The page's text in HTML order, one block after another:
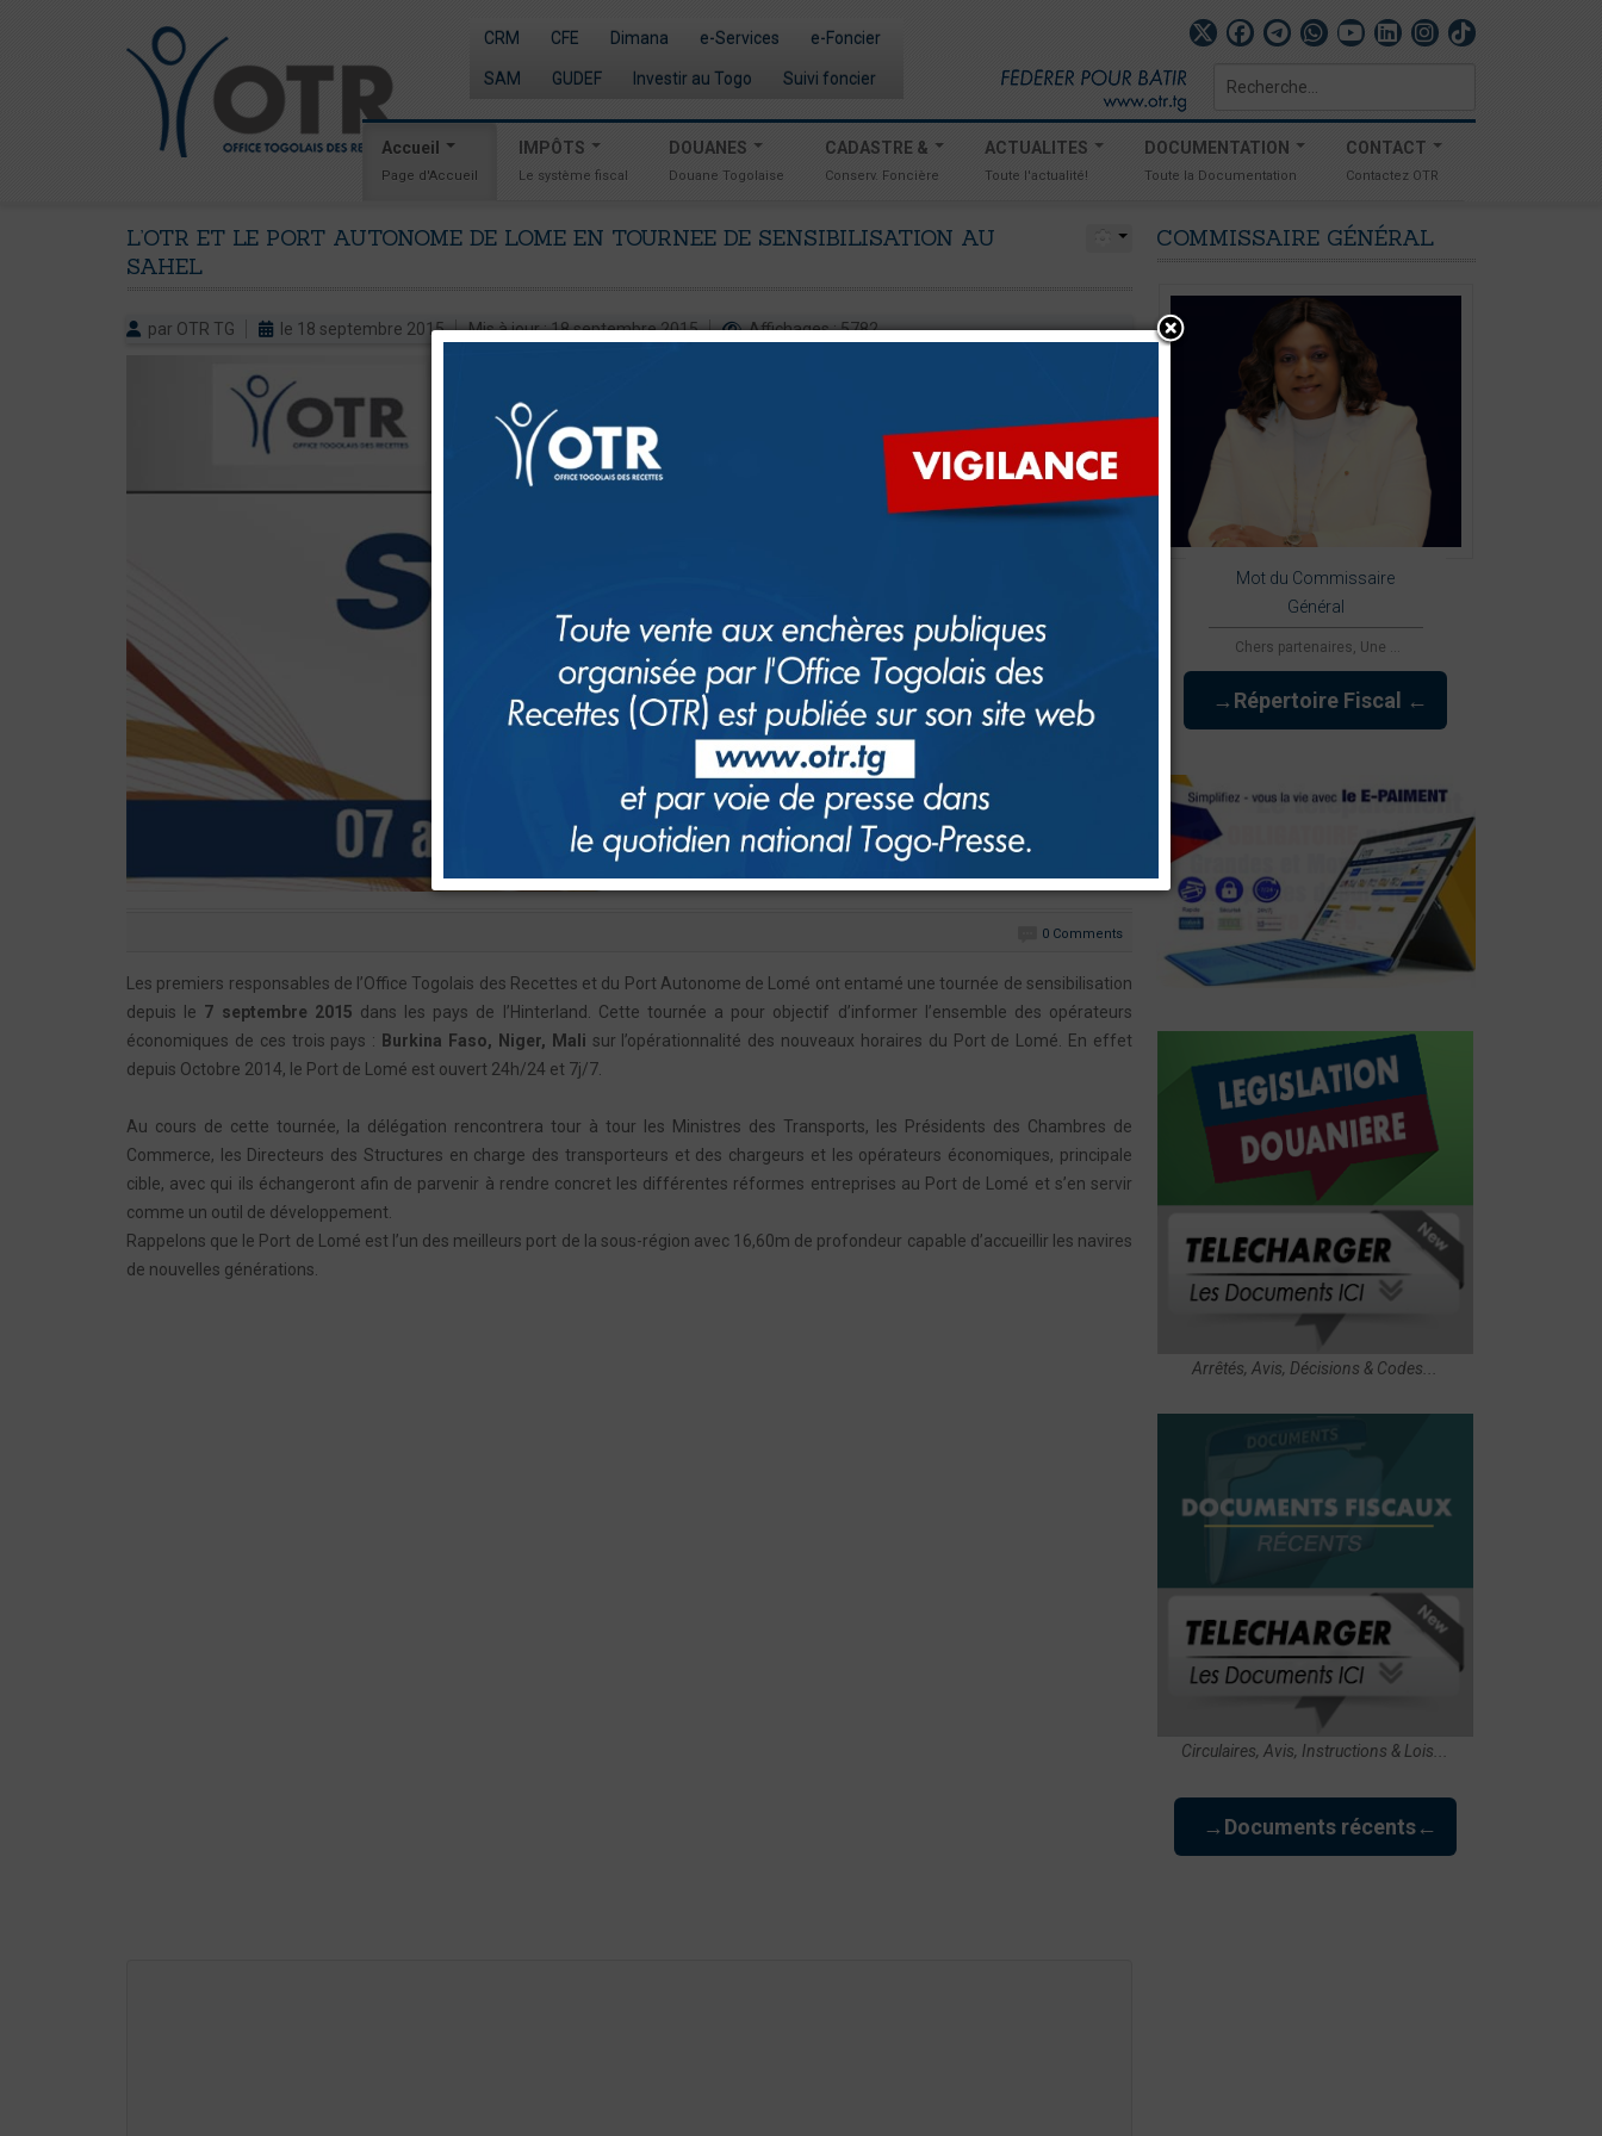
CRM CFE Dimana e-Services e-Foncier
SAM GUDEF Investir au Togo Suivi foncier Rechercher
Accueil
Page d'Accueil
IMPÔTS
Le système fiscal
DOUANES
Douane Togolaise
CADASTRE &
Conserv. Foncière
ACTUALITES
Toute l'actualité!
DOCUMENTATION
Toute la Documentation
CONTACT
Contactez OTR
L’OTR ET LE PORT AUTONOME DE LOME EN TOURNEE DE SENSIBILISATION AU
SAHEL
par OTR TG le 18 septembre 2015 Mis à jour : 18 septembre 2015 Affichages : 5782
0 Comments
Les premiers responsables de l’Office Togolais des Recettes et du Port Autonome de Lomé ont entamé une tournée de sensibilisation
depuis le 7 septembre 2015 dans les pays de l’Hinterland. Cette tournée a pour objectif d’informer l’ensemble des opérateurs
économiques de ces trois pays : Burkina Faso, Niger, Mali sur l’opérationnalité des nouveaux horaires du Port de Lomé. En effet
depuis Octobre 2014, le Port de Lomé est ouvert 24h/24 et 7j/7.
Au cours de cette tournée, la délégation rencontrera tour à tour les Ministres des Transports, les Présidents des Chambres de
Commerce, les Directeurs des Structures en charge des transporteurs et des chargeurs et les opérateurs économiques, principale
cible, avec qui ils échangeront afin de parvenir à rendre concret les différentes réformes entreprises au Port de Lomé et s’en servir
comme un outil de développement.
Rappelons que le Port de Lomé est l’un des meilleurs port de la sous-région avec 16,60m de profondeur capable d’accueillir les navires
de nouvelles générations.
COMMISSAIRE GÉNÉRAL
Mot du Commissaire
Général
Chers partenaires, Une ...
→Répertoire Fiscal ←
Arrêtés, Avis, Décisions & Codes...
Circulaires, Avis, Instructions & Lois...
→Documents récents←